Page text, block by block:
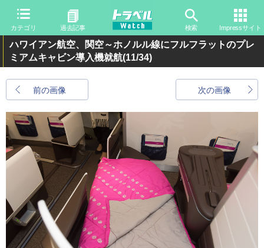
カテゴリ 過去記事 検索 Impressサイト
ハワイアン航空、関空～ホノルル線にフルフラットのプレ
ミアムキャビン導入機就航(11/34)
前の画像 次の画像